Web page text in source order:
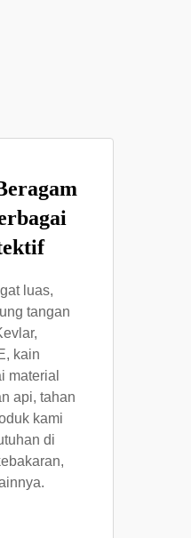
luas,
tangan
kain
material
api, tahan
kami
di